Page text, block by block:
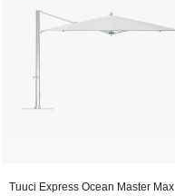
Tuuci Express Ocean Master Max